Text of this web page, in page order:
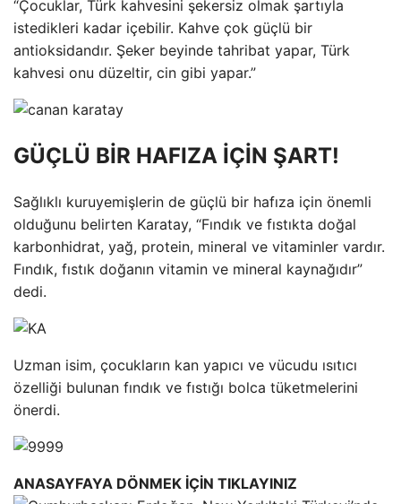
“Çocuklar, Türk kahvesini şekersiz olmak şartıyla
istedikleri kadar içebilir. Kahve çok güçlü bir
antioksidandır. Şeker beyinde tahribat yapar, Türk
kahvesi onu düzeltir, cin gibi yapar.”
GÜÇLÜ BİR HAFIZA İÇİN ŞART!
Sağlıklı kuruyemişlerin de güçlü bir hafıza için önemli
olduğunu belirten Karatay, “Fındık ve fıstıkta doğal
karbonhidrat, yağ, protein, mineral ve vitaminler vardır.
Fındık, fıstık doğanın vitamin ve mineral kaynağıdır”
dedi.
Uzman isim, çocukların kan yapıcı ve vücudu ısıtıcı
özelliği bulunan fındık ve fıstığı bolca tüketmelerini
önerdi.
ANASAYFAYA DÖNMEK İÇİN TIKLAYINIZ